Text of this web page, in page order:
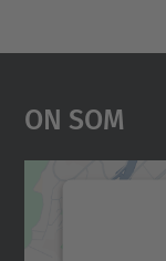
On Som